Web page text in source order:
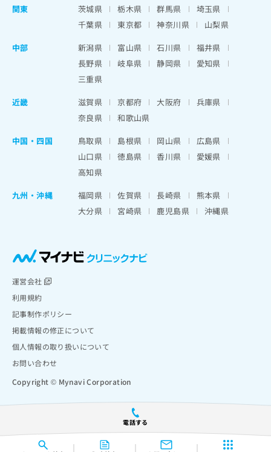
電話する
関東
茨城県 栃木県 群馬県
埼玉県
千葉県
東京都 神奈川県
山梨県
中部
新潟県 富山県 石川県
福井県
長野県
岐阜県 静岡県
愛知県
三重県
近畿
滋賀県 京都府 大阪府
兵庫県
奈良県
和歌山県
中国・四国
鳥取県 島根県 岡山県
広島県
山口県
徳島県 香川県
愛媛県
高知県
九州・沖縄
福岡県 佐賀県 長崎県
熊本県
大分県
宮崎県 鹿児島県 沖縄県
運営会社
利用規約
記事制作ポリシー
掲載情報の修正について
個人情報の取り扱いについて
お問い合わせ
Copyright © Mynavi Corporation